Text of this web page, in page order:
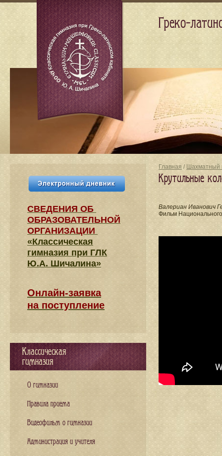
Главная / Шахматный
Крутильные
Валериан Иванович
Фильм
СВЕДЕНИЯ​ ОБ
ОБРАЗОВАТЕЛЬНОЙ
ОРГАНИЗАЦИИ
«Классическая
гимназия при ГЛК
Ю.А. Шичалина»
Онлайн-заявка
на поступление
Классическая
гимназия
О гимназии
Правила приема
Видеофильм о гимназии
Администрация и учителя
Греко-